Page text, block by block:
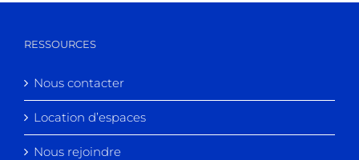
RESSOURCES
Nous contacter
Location d’espaces
Nous rejoindre